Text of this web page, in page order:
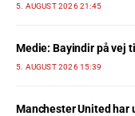
5. AUGUST 2026 21:45
Medie: Bayindir på vej
5. AUGUST 2026 15:39
Manchester United